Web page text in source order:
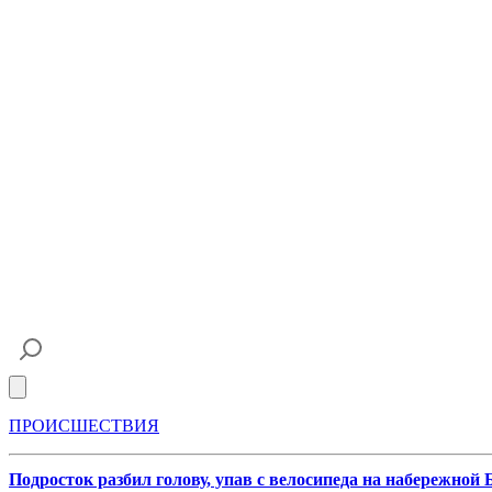
ПРОИСШЕСТВИЯ
Подросток разбил голову, упав с велосипеда на набережной